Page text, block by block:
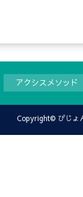
アクシスメソッド
Copyright© ぴじょ